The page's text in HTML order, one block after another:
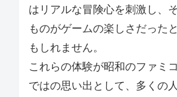
はリアルな冒険心を刺激し、
ものがゲームの楽しさだった
もしれません。
これらの体験が昭和のファミ
ではの思い出として、多くの